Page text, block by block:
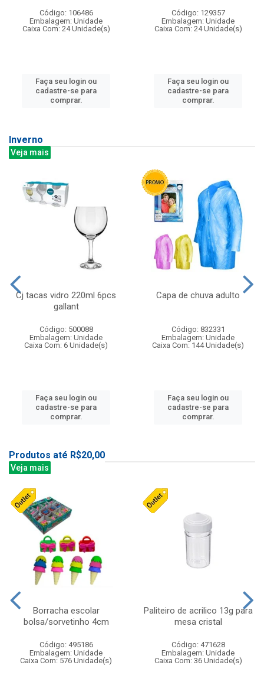
Código: 106486
Embalagem: Unidade
Caixa Com: 24 Unidade(s)
Faça seu login ou
cadastre-se para
comprar.
Código: 129357
Embalagem: Unidade
Caixa Com: 24 Unidade(s)
Faça seu login ou
cadastre-se para
comprar.
Inverno
Veja mais
Cj tacas vidro 220ml 6pcs
gallant
Código: 500088
Embalagem: Unidade
Caixa Com: 6 Unidade(s)
Faça seu login ou
cadastre-se para
comprar.
Capa de chuva adulto
Código: 832331
Embalagem: Unidade
Caixa Com: 144 Unidade(s)
Faça seu login ou
cadastre-se para
comprar.
Produtos até R$20,00
Veja mais
Borracha escolar
bolsa/sorvetinho 4cm
Código: 495186
Embalagem: Unidade
Caixa Com: 576 Unidade(s)
Paliteiro de acrilico 13g para
mesa cristal
Código: 471628
Embalagem: Unidade
Caixa Com: 36 Unidade(s)